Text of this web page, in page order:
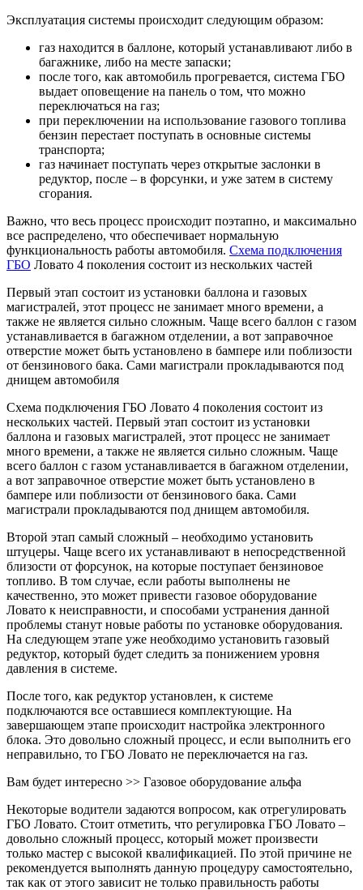
Эксплуатация системы происходит следующим образом:
газ находится в баллоне, который устанавливают либо в
багажнике, либо на месте запаски;
после того, как автомобиль прогревается, система ГБО
выдает оповещение на панель о том, что можно
переключаться на газ;
при переключении на использование газового топлива
бензин перестает поступать в основные системы
транспорта;
газ начинает поступать через открытые заслонки в
редуктор, после – в форсунки, и уже затем в систему
сгорания.
Важно, что весь процесс происходит поэтапно, и максимально
все распределено, что обеспечивает нормальную
функциональность работы автомобиля. Схема подключения
ГБО Ловато 4 поколения состоит из нескольких частей
Первый этап состоит из установки баллона и газовых
магистралей, этот процесс не занимает много времени, а
также не является сильно сложным. Чаще всего баллон с газом
устанавливается в багажном отделении, а вот заправочное
отверстие может быть установлено в бампере или поблизости
от бензинового бака. Сами магистрали прокладываются под
днищем автомобиля
Схема подключения ГБО Ловато 4 поколения состоит из
нескольких частей. Первый этап состоит из установки
баллона и газовых магистралей, этот процесс не занимает
много времени, а также не является сильно сложным. Чаще
всего баллон с газом устанавливается в багажном отделении,
а вот заправочное отверстие может быть установлено в
бампере или поблизости от бензинового бака. Сами
магистрали прокладываются под днищем автомобиля.
Второй этап самый сложный – необходимо установить
штуцеры. Чаще всего их устанавливают в непосредственной
близости от форсунок, на которые поступает бензиновое
топливо. В том случае, если работы выполнены не
качественно, это может привести газовое оборудование
Ловато к неисправности, и способами устранения данной
проблемы станут новые работы по установке оборудования.
На следующем этапе уже необходимо установить газовый
редуктор, который будет следить за понижением уровня
давления в системе.
После того, как редуктор установлен, к системе
подключаются все оставшиеся комплектующие. На
завершающем этапе происходит настройка электронного
блока. Это довольно сложный процесс, и если выполнить его
неправильно, то ГБО Ловато не переключается на газ.
Вам будет интересно >> Газовое оборудование альфа
Некоторые водители задаются вопросом, как отрегулировать
ГБО Ловато. Стоит отметить, что регулировка ГБО Ловато –
довольно сложный процесс, который может произвести
только мастер с высокой квалификацией. По этой причине не
рекомендуется выполнять данную процедуру самостоятельно,
так как от этого зависит не только правильность работы